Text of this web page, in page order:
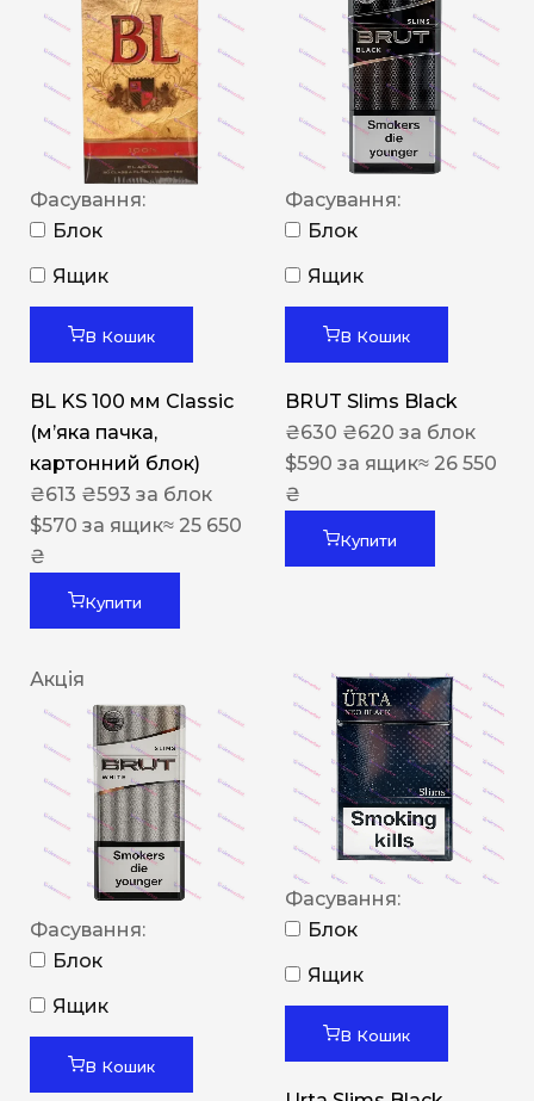
Фасування:
Блок
Ящик
В Кошик
BL KS 100 мм Classic
(м’яка пачка,
картонний блок)
₴613 ₴593 за блок
$570 за ящик≈ 25 650
₴
Купити
Фасування:
Блок
Ящик
В Кошик
BRUT Slims Black
₴630 ₴620 за блок
$590 за ящик≈ 26 550
₴
Купити
Акція
Фасування:
Блок
Ящик
В Кошик
Фасування:
Блок
Ящик
В Кошик